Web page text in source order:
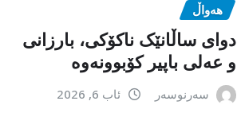
هەواڵ
دوای ساڵانێک ناکۆکی، بارزانی
و عەلی باپیر کۆبوونەوە
سەرنوسەر ئاب 6, 2026